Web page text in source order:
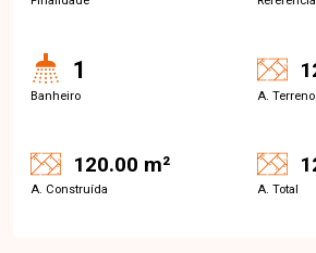
1
Banheiro A. Terreno
120.00 m²
A. Construída A. Total